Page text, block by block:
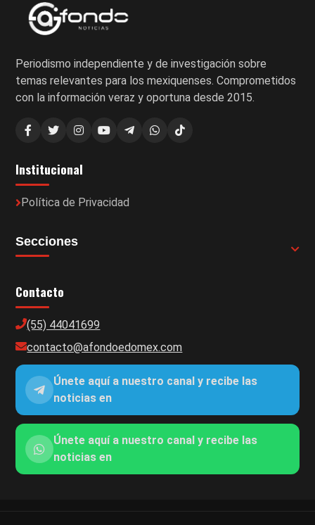
Periodismo independiente y de investigación sobre
temas relevantes para los mexiquenses. Comprometidos
con la información veraz y oportuna desde 2015.
Institucional
Política de Privacidad
Secciones
Contacto
(55) 44041699
contacto@afondoedomex.com
Únete aquí a nuestro canal y recibe las
noticias en
Únete aquí a nuestro canal y recibe las
noticias en